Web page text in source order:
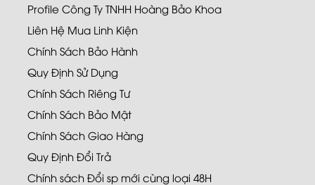
Profile Công Ty TNHH Hoàng Bảo Khoa
Liên Hệ Mua Linh Kiện
Chính Sách Bảo Hành
Quy Định Sử Dụng
Chính Sách Riêng Tư
Chính Sách Bảo Mật
Chính Sách Giao Hàng
Quy Định Đổi Trả
Chính sách Đổi sp mới cùng loại 48H